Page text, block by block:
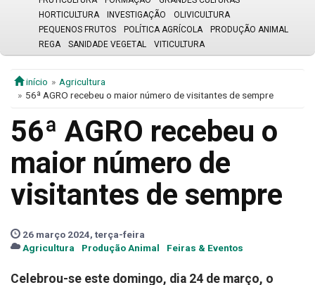
HORTICULTURA
INVESTIGAÇÃO
OLIVICULTURA
PEQUENOS FRUTOS
POLÍTICA AGRÍCOLA
PRODUÇÃO ANIMAL
REGA
SANIDADE VEGETAL VITICULTURA
início
Agricultura
56ª AGRO recebeu o maior número de visitantes de sempre
56ª AGRO recebeu o
maior número de
visitantes de sempre
26 março 2024, terça-feira
Agricultura
Produção Animal Feiras & Eventos
Celebrou-se este domingo, dia 24 de março, o